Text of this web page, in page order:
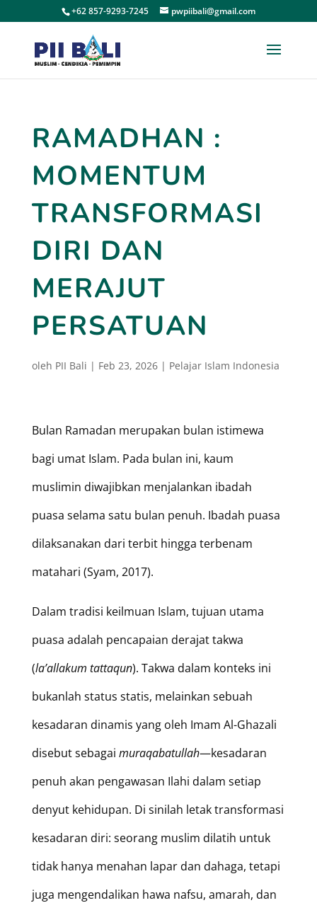
+62 857-9293-7245 pwpiibali@gmail.com
RAMADHAN :
MOMENTUM
TRANSFORMASI
DIRI DAN
MERAJUT
PERSATUAN
oleh PII Bali | Feb 23, 2026| Pelajar Islam Indonesia
Bulan Ramadan merupakan bulan istimewa
bagi umat Islam. Pada bulan ini, kaum
muslimin diwajibkan menjalankan ibadah
puasa selama satu bulan penuh. Ibadah puasa
dilaksanakan dari terbit hingga terbenam
matahari (Syam, 2017).
Dalam tradisi keilmuan Islam, tujuan utama
puasa adalah pencapaian derajat takwa
(la’allakum tattaqun). Takwa dalam konteks ini
bukanlah status statis, melainkan sebuah
kesadaran dinamis yang oleh Imam Al-Ghazali
disebut sebagai muraqabatullah—kesadaran
penuh akan pengawasan Ilahi dalam setiap
denyut kehidupan. Di sinilah letak transformasi
kesadaran diri: seorang muslim dilatih untuk
tidak hanya menahan lapar dan dahaga, tetapi
juga mengendalikan hawa nafsu, amarah, dan